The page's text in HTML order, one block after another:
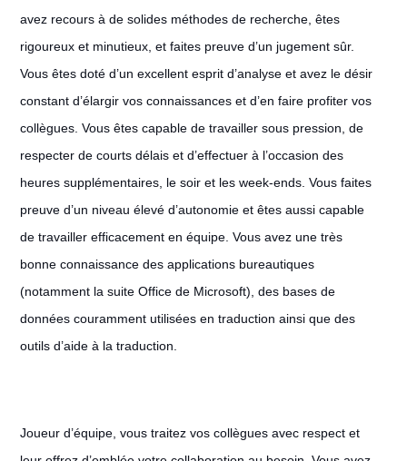
avez recours à de solides méthodes de recherche, êtes
rigoureux et minutieux, et faites preuve d’un jugement sûr.
Vous êtes doté d’un excellent esprit d’analyse et avez le désir
constant d’élargir vos connaissances et d’en faire profiter vos
collègues. Vous êtes capable de travailler sous pression, de
respecter de courts délais et d’effectuer à l’occasion des
heures supplémentaires, le soir et les week-ends. Vous faites
preuve d’un niveau élevé d’autonomie et êtes aussi capable
de travailler efficacement en équipe. Vous avez une très
bonne connaissance des applications bureautiques
(notamment la suite Office de Microsoft), des bases de
données couramment utilisées en traduction ainsi que des
outils d’aide à la traduction.
Joueur d’équipe, vous traitez vos collègues avec respect et